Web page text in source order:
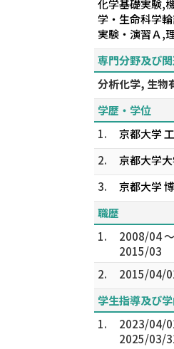
化学基礎実験,
学・生命科学
実験・演習Ａ,
専門分野及び
分析化学, 生物
学歴・学位
1.
京都大学
2.
京都大学
3.
京都大学
職歴
1.
2008/04 ～
2015/03
2. 2015/04/
学生指導及び
1.
2023/04/
2025/03/